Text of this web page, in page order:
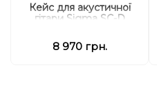
Кейс для акустичної
гітари Sigma SC-D
8 970 грн.